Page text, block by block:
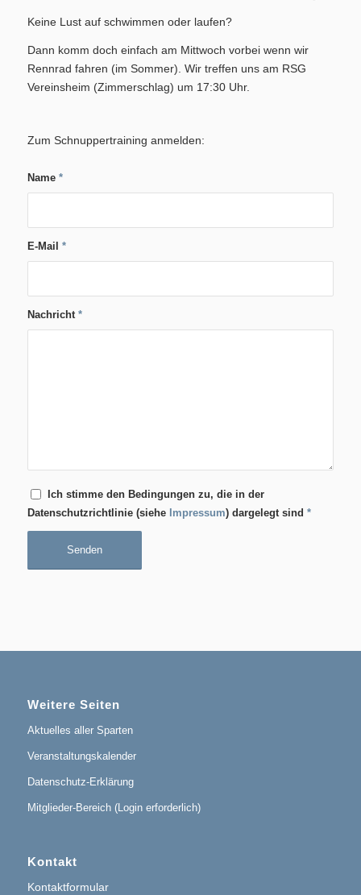
Keine Lust auf schwimmen oder laufen?
Dann komm doch einfach am Mittwoch vorbei wenn wir
Rennrad fahren (im Sommer). Wir treffen uns am RSG
Vereinsheim (Zimmerschlag) um 17:30 Uhr.
Zum Schnuppertraining anmelden:
Name *
E-Mail *
Nachricht *
Ich stimme den Bedingungen zu, die in der
Datenschutzrichtlinie (siehe Impressum) dargelegt sind *
Weitere Seiten
Aktuelles aller Sparten
Veranstaltungskalender
Datenschutz-Erklärung
Mitglieder-Bereich (Login erforderlich)
Kontakt
Kontaktformular